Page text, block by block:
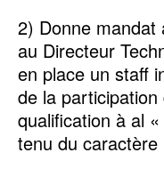
2) Donne mandat
au Directeur
en place un staff
de la participation
qualification à al
tenu du